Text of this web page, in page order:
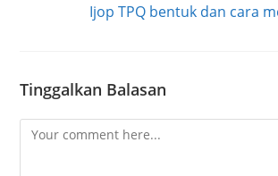
Ijop TPQ bentuk dan cara
Tinggalkan Balasan
Comment